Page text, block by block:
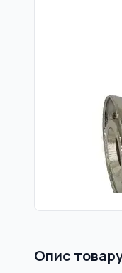
Опис